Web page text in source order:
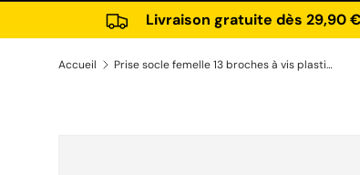
Livraison gratuite dès 29,90 €
Accueil Prise socle femelle 13 broches à vis plastique TRIGANO FFK3212BB